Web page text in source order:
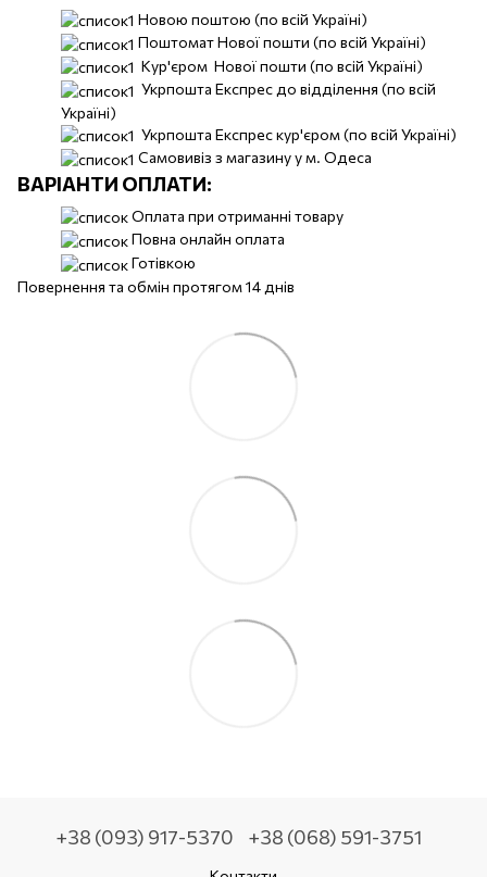
Новою поштою (по всій Україні)
Поштомат Нової пошти (по всій Україні)
Кур'єром Нової пошти (по всій Україні)
Укрпошта Експрес до відділення (по всій
Україні)
Укрпошта Експрес кур'єром (по всій Україні)
Самовивіз з магазину у м. Одеса
ВАРІАНТИ ОПЛАТИ:
Оплата при отриманні товару
Повна онлайн оплата
Готівкою
Повернення та обмін протягом 14 днів
+38 (093) 917-5370 +38 (068) 591-3751